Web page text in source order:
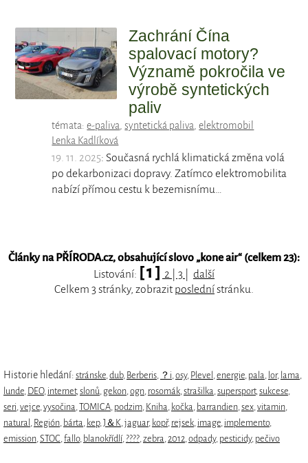
Zachrání Čína
spalovací motory?
Významě pokročila ve
výrobě syntetických
paliv
témata:e-paliva,syntetická paliva,elektromobil
Lenka Kadlíková
19. 11. 2025: Současná rychlá klimatická změna volá
po dekarbonizaci dopravy. Zatímco elektromobilita
nabízí přímou cestu k bezemisnímu…
Články na PŘÍRODA.cz, obsahující slovo „kone air“ (celkem 23):
Listování: [ 1 ] 2 3
další
Celkem 3 stránky, zobrazitposlednístránku.
Historie hledání: stránske,dub, Berberis, ？i,osy, Plevel ,energie, pala, lor, lama,
lunde, DEO, internet,slonů, gekon,ogn, rosomák,strašilka,supersport,sukcese,
seri,vejce,vysočina,TOMICA, podzim, Kniha, kočka, barrandien,sex,vitamin,
natural , Región, bárta, kep,J＆K,jaguar, kopř, rejsek, image, implemento,
emission,STOC,fallo, blanokřídlí, ????,zebra,2012,odpady, pesticidy, pečivo